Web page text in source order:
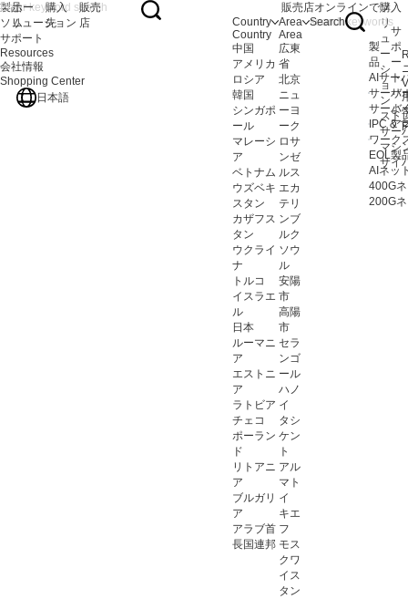
製
品
AIサー
サーバ
サーバ
IPC &
ワーク
EOL製
AIネッ
400G
200G
ソ
リ
ュ
ー
シ
ョ
ン
スト
サー
マシ
サイ
サ
ポ
ー
ト
サ
よ
ア
製品
ソリューション
サポート
Resources
会社情報
Shopping Center
日本語
ホー
ム
購入
先
販売
店
販売店オンラインで購入
Country
Country
中国
アメリカ
ロシア
韓国
シンガポ
ール
マレーシ
ア
ベトナム
ウズベキ
スタン
カザフス
タン
ウクライ
ナ
トルコ
イスラエ
ル
日本
ルーマニ
ア
エストニ
ア
ラトビア
チェコ
ポーラン
ド
リトアニ
ア
ブルガリ
ア
アラブ首
長国連邦
Area
Area
広東
省
北京
ニュ
ーヨ
ーク
ロサ
ンゼ
ルス
エカ
テリ
ンブ
ルク
ソウ
ル
安陽
市
高陽
市
セラ
ンゴ
ール
ハノ
イ
タシ
ケン
ト
アル
マト
イ
キエ
フ
モス
クワ
イス
タン
Search